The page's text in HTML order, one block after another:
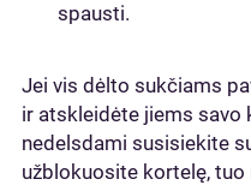
spausti.
Jei vis dėlto sukčiams
ir atskleidėte jiems savo
nedelsdami susisiekite
užblokuosite kortelę,